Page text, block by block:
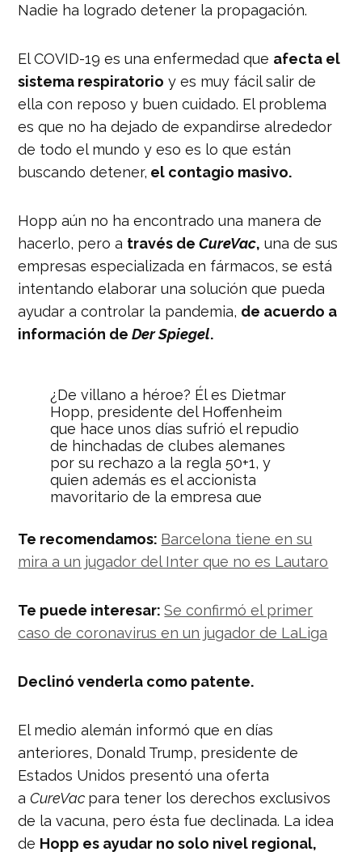
Nadie ha logrado detener la propagación.
El COVID-19 es una enfermedad que afecta el
sistema respiratorio y es muy fácil salir de
ella con reposo y buen cuidado. El problema
es que no ha dejado de expandirse alrededor
de todo el mundo y eso es lo que están
buscando detener, el contagio masivo.
Hopp aún no ha encontrado una manera de
hacerlo, pero a través deCureVac, una de sus
empresas especializada en fármacos, se está
intentando elaborar una solución que pueda
ayudar a controlar la pandemia, de acuerdo a
información deDer Spiegel.
¿De villano a héroe? Él es Dietmar
Hopp, presidente del Hoffenheim
que hace unos días sufrió el repudio
de hinchadas de clubes alemanes
por su rechazo a la regla 50+1, y
quien además es el accionista
mayoritario de la empresa que
coronavirus.
pic.twitter.com/a62U5DXwBo
Te recomendamos: Barcelona tiene en su
mira a un jugador del Inter que no es Lautaro
Te puede interesar:Se confirmó el primer
caso de coronavirus en un jugador de LaLiga
Declinó venderla como patente.
El medio alemán informó que en días
anteriores, Donald Trump, presidente de
Estados Unidos presentó una oferta
aCureVac para tener los derechos exclusivos
de la vacuna, pero ésta fue declinada. La idea
de Hopp es ayudar no solo nivel regional,